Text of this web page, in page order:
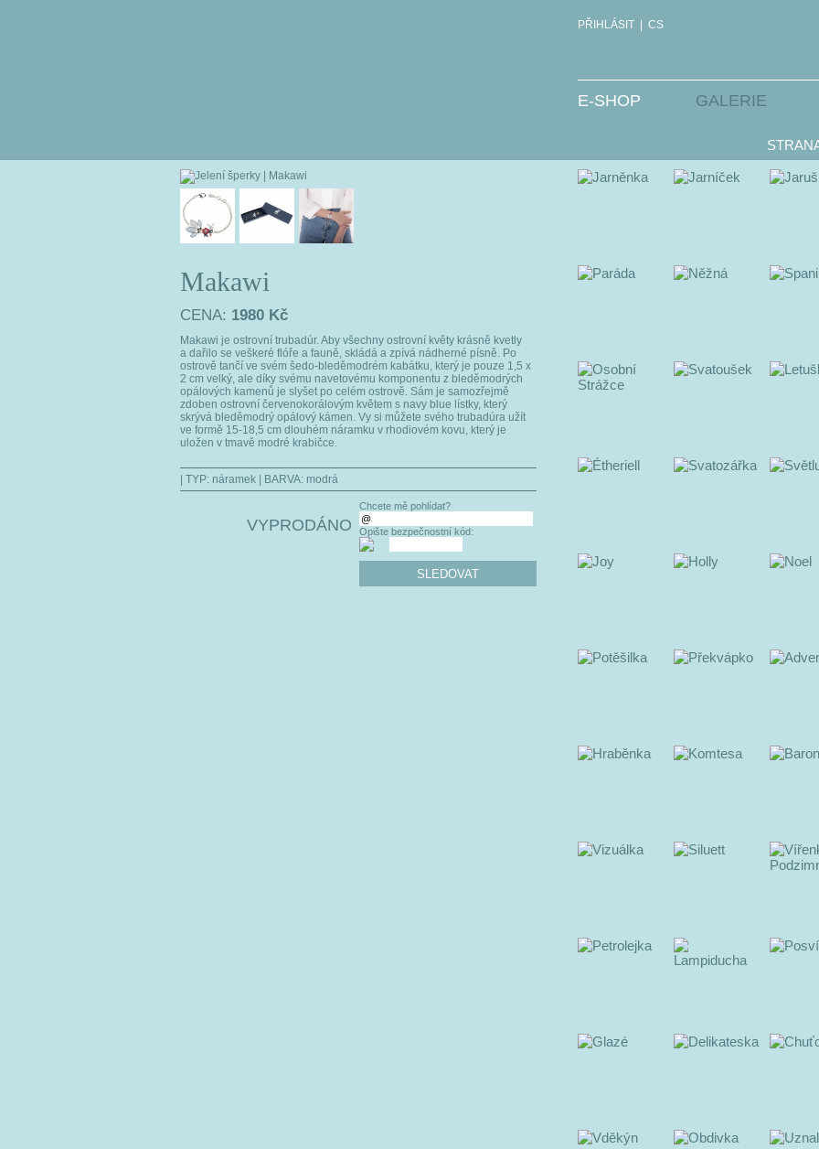
PŘIHLÁSIT CS
E-SHOP GALERIE
Makawi
CENA: 1980 Kč
Makawi je ostrovní trubadúr. Aby všechny ostrovní květy krásně kvetly
a dařilo se veškeré flóře a fauně, skládá a zpívá nádherné písně. Po
ostrově tančí ve svém šedo-bleděmodrém kabátku, který je pouze 1,5 x
2 cm velký, ale díky svému navetovému komponentu z bleděmodrých
opálových kamenů je slyšet po celém ostrově. Sám je samozřejmě
zdoben ostrovní červenokorálovým květem s navy blue lístky, který
skrývá bleděmodrý opálový kámen. Vy si můžete svého trubadúra užít
ve formě 15-18,5 cm dlouhém náramku v rhodiovém kovu, který je
uložen v tmavě modré krabičce.
| TYP: náramek | BARVA: modrá
VYPRODÁNO
Chcete mě pohlídat?
Opište bezpečnostní kód: